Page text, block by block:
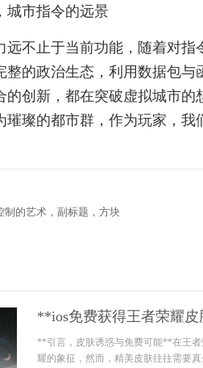
城市指令的远景
远不止于当前功能，随着对
整的政治生态，利用数据包
的创新，都在突破虚拟城市
璀璨的都市群，作为玩家，
制的艺术，副标题，方块
**ios免费获得王者荣耀
**引言，皮肤诱惑与免费可能**在王
耀的象征，然而，精美皮肤往往需要